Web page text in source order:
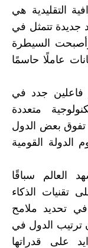
التقليدية هي
جديدة تتمثل في
وأصبحت السيطرة
عاملًا حاسمًا
فاعلين جدد في
متعددة
تفوق بعض الدول
الدولة القومية
العالم سباقًا
تقنيات الذكاء
تحديد ملامح
ترتيب الدول في
على قدراتها